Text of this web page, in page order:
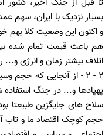
تا قبل از جنگ اخیر، کشور
بسیار نزدیک با ایران، سهم
و اکنون این وضعیت کلا بهم
هم باعث قیمت تمام شده
اتلاف بیشتر زمان و انرژی
2 - 2 - از آنجایی که
پهپادها و... در جنگ
سلاح های جایگزین طبیعتا
حجم کوچک اقتصاد ما و تاب